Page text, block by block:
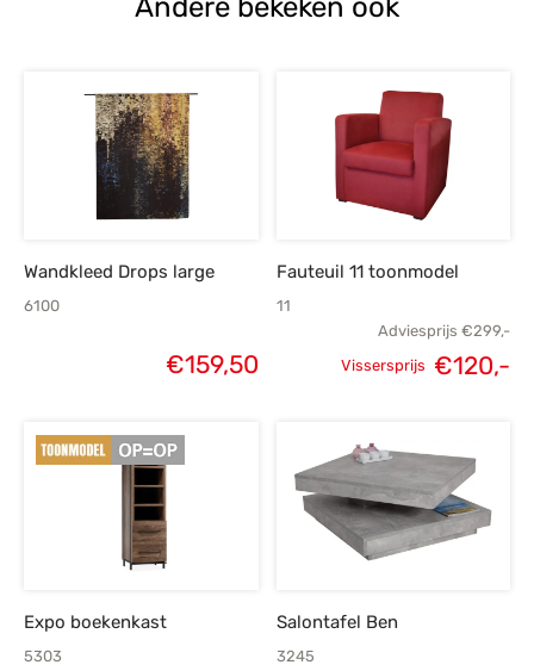
Andere bekeken ook
Wandkleed Drops large
6100
€159,50
Fauteuil 11 toonmodel
11
Adviesprijs €299,-
€299,-.
Vissersprijs €120,-
Expo boekenkast
5303
Salontafel Ben
3245